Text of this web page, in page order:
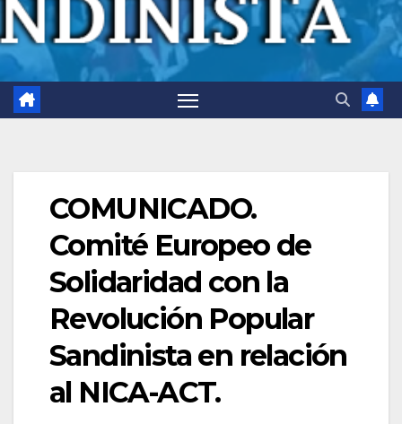
COMUNICADO.
Comité Europeo de
Solidaridad con la
Revolución Popular
Sandinista en relación
al NICA-ACT.